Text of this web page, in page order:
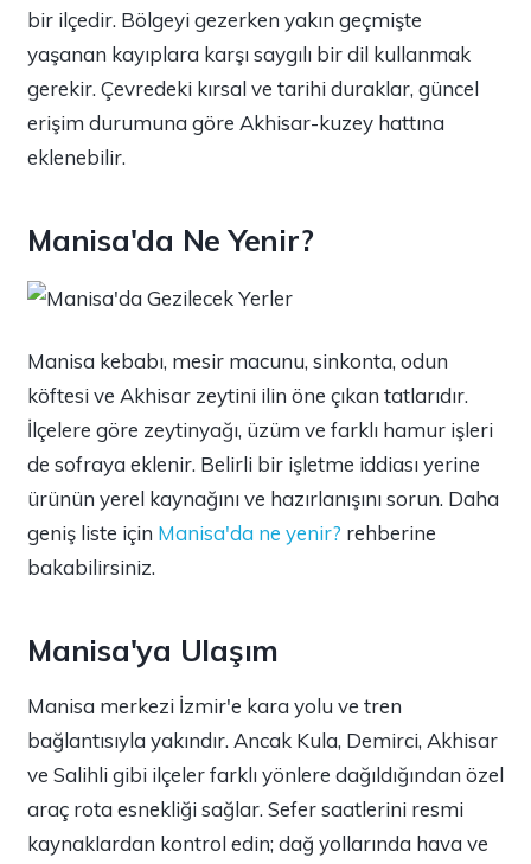
bir ilçedir. Bölgeyi gezerken yakın geçmişte
yaşanan kayıplara karşı saygılı bir dil kullanmak
gerekir. Çevredeki kırsal ve tarihi duraklar, güncel
erişim durumuna göre Akhisar-kuzey hattına
eklenebilir.
Manisa'da Ne Yenir?
Manisa kebabı, mesir macunu, sinkonta, odun
köftesi ve Akhisar zeytini ilin öne çıkan tatlarıdır.
İlçelere göre zeytinyağı, üzüm ve farklı hamur işleri
de sofraya eklenir. Belirli bir işletme iddiası yerine
ürünün yerel kaynağını ve hazırlanışını sorun. Daha
geniş liste için Manisa'da ne yenir? rehberine
bakabilirsiniz.
Manisa'ya Ulaşım
Manisa merkezi İzmir'e kara yolu ve tren
bağlantısıyla yakındır. Ancak Kula, Demirci, Akhisar
ve Salihli gibi ilçeler farklı yönlere dağıldığından özel
araç rota esnekliği sağlar. Sefer saatlerini resmi
kaynaklardan kontrol edin; dağ yollarında hava ve